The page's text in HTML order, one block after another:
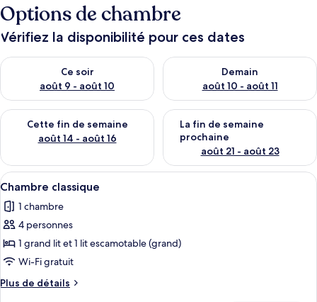
Options de chambre
Vérifiez la disponibilité pour ces dates
Ce soir
août 9 - août 10
Vérifier la disponibilité pour ce soir août 9 - août 10
Demain
août 10 - août 11
Vérifier la disponibilité pour
Cette fin de semaine
août 14 - août 16
Vérifier la disponibilité pour cette fin de semaine août 14 -
La fin de semaine
prochaine
août 21 - août 23
Vérifier la disponibilité pour
Afficher
toutes
les
photos
pour
ce
type
de
Une chambre avec un lit, un petit
13
Chambre classique
1 chambre
4 personnes
1 grand lit et 1 lit escamotable (grand)
Wi-Fi gratuit
Plus de détails
Plus